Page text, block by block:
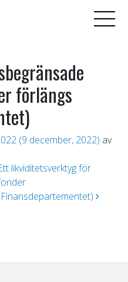
förlängs
(9 december, 2022) av
likviditetsverktyg för